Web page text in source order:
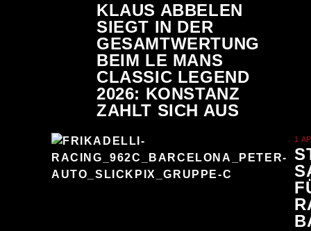
KLAUS ABBELEN
SIEGT IN DER
GESAMTWERTUNG
BEIM LE MANS
CLASSIC LEGEND
2026: KONSTANZ
ZAHLT SICH AUS
1